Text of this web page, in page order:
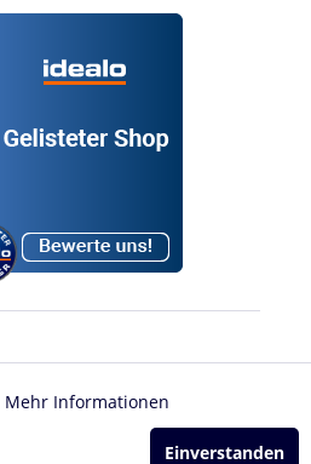
Mehr Informationen
Einverstanden